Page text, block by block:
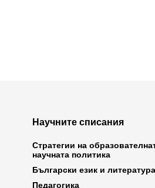
Научните списания
Стратегии на
научната политика
Български език и литература
Педагогика